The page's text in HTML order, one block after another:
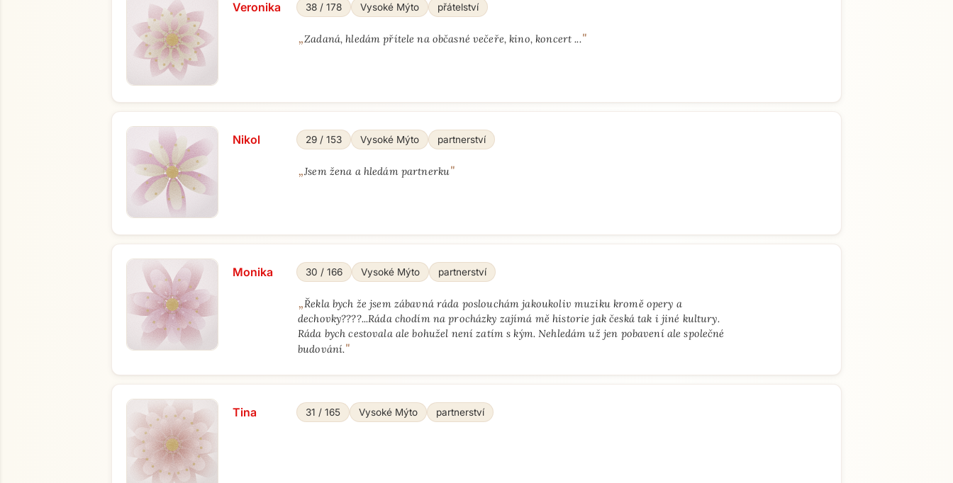
Veronika 38 / 178 Vysoké Mýto přátelství
„Zadaná, hledám přítele na občasné večeře, kino, koncert ..."
Nikol 29 / 153 Vysoké Mýto partnerství
„Jsem žena a hledám partnerku"
Monika 30 / 166 Vysoké Mýto partnerství
„Řekla bych že jsem zábavná ráda poslouchám jakoukoliv muziku kromě opery a
dechovky????...Ráda chodím na procházky zajímá mě historie jak česká tak i jiné kultury.
Ráda bych cestovala ale bohužel není zatím s kým. Nehledám už jen pobavení ale společné
budování."
Tina 31 / 165 Vysoké Mýto partnerství